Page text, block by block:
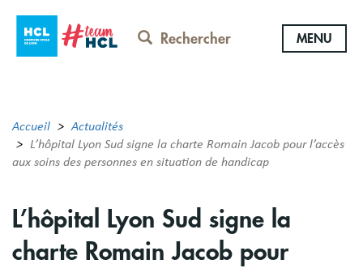
contenu
Rechercher MENU
Accueil
Actualités
L’hôpital Lyon Sud signe la charte Romain Jacob pour l’accès
aux soins des personnes en situation de handicap
L’hôpital Lyon Sud signe la
charte Romain Jacob pour